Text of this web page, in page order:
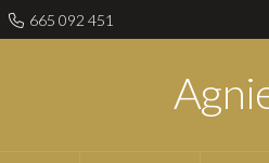
665 092 451